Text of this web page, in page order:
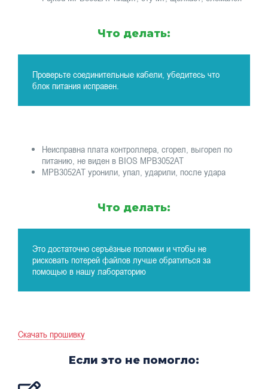
Что делать:
Проверьте соединительные кабели, убедитесь что
блок питания исправен.
Неисправна плата контроллера, сгорел, выгорел по
питанию, не виден в BIOS MPB3052AT
MPB3052AT уронили, упал, ударили, после удара
Что делать:
Это достаточно серъёзные поломки и чтобы не
рисковать потерей файлов лучше обратиться за
помощью в нашу лабораторию
Скачать прошивку
Если это не помогло: